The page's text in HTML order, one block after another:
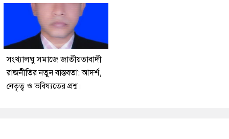
সংখ্যালঘু সমাজে জাতীয়তাবাদী
রাজনীতির নতুন বাস্তবতা: আদর্শ,
নেতৃত্ব ও ভবিষ্যতের প্রশ্ন।